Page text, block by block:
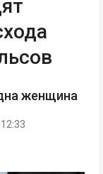
женщина